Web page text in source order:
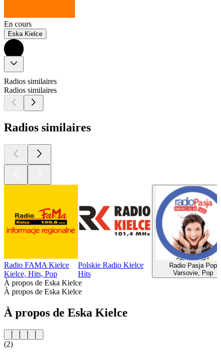
En cours
Eska Kielce
Radios similaires
Radios similaires
Radios similaires
Radio FAMA Kielce
Kielce, Hits, Pop
Polskie Radio Kielce
Hits
Radio Pasja Pop
Varsovie, Pop
À propos de Eska Kielce
À propos de Eska Kielce
À propos de Eska Kielce
(2)